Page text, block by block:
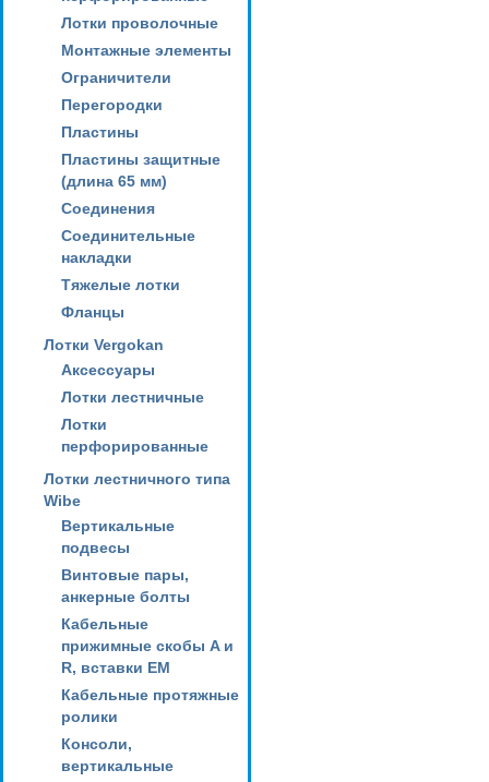
Лотки проволочные
Монтажные элементы
Ограничители
Перегородки
Пластины
Пластины защитные
(длина 65 мм)
Соединения
Соединительные
накладки
Тяжелые лотки
Фланцы
Лотки Vergokan
Аксессуары
Лотки лестничные
Лотки
перфорированные
Лотки лестничного типа
Wibe
Вертикальные
подвесы
Винтовые пары,
анкерные болты
Кабельные
прижимные скобы A и
R, вставки EM
Кабельные протяжные
ролики
Консоли,
вертикальные